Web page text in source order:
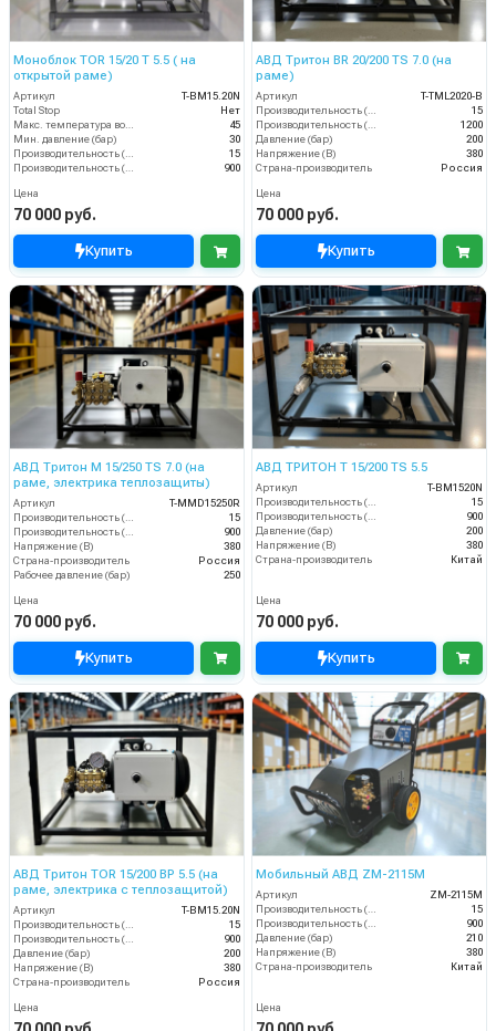
Моноблок TOR 15/20 T 5.5 ( на
открытой раме)
Артикул
T-BM15.20N
Total Stop
Нет
Макс. температура воды (°C)
45
Мин. давление (бар)
30
Производительность (л/мин)
15
Производительность (л/ч)
900
Цена
70 000 руб.
Купить
АВД Тритон BR 20/200 TS 7.0 (на
раме)
Артикул
T-TML2020-B
Производительность (л/мин)
15
Производительность (л/ч)
1200
Давление (бар)
200
Напряжение (В)
380
Страна-производитель
Россия
Цена
70 000 руб.
Купить
АВД Тритон M 15/250 TS 7.0 (на
раме, электрика теплозащиты)
Артикул
T-MMD15250R
15
900
Напряжение (В)
380
Страна-производитель
Россия
Рабочее давление (бар)
250
Цена
70 000 руб.
Купить
АВД ТРИТОН T 15/200 TS 5.5
Артикул
T-BM1520N
15
900
Давление (бар)
200
Напряжение (В)
380
Страна-производитель
Китай
Цена
70 000 руб.
Купить
АВД Тритон TOR 15/200 ВР 5.5 (на
раме, электрика с теплозащитой)
Артикул
T-BM15.20N
15
900
Давление (бар)
200
Напряжение (В)
380
Страна-производитель
Россия
Цена
Мобильный АВД ZM-2115М
Артикул
ZM-2115М
15
900
Давление (бар)
210
Напряжение (В)
380
Страна-производитель
Китай
Цена